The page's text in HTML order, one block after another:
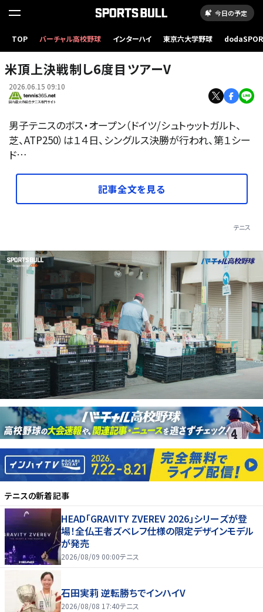
今日の予定
TOP バーチャル高校野球 インターハイ 東京六大学野球
米頂上決戦制し6度目ツアーV
2026.06.15 09:10
男子テニスのボス・オープン（ドイツ/シュトゥットガルト、
芝、ATP250）は１４日、シングルス決勝が行われ、第１シー
ド…
記事全文を見る
テニス
テニスの新着記事
HEAD「GRAVITY ZVEREV 2026」シリーズが登
場！全仏王者ズベレフ仕様の限定デザインモデル
が発売
2026/08/09 00:00テニス
石田実莉 逆転勝ちでインハイV
2026/08/08 17:40テニス